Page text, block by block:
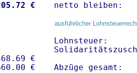
€ netto
ausführlicher
€
Lohnsteuer:
Abzüge